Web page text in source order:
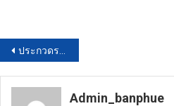
แนะแนว
เรื่อง
ประกวดราคาจ้างบำรุงรักษาเเละสอบเทียบเครื่องลิควิดโครมาโทกราฟ เเมสสเปคโทรมิเตอร์ เเมสสเปคโทรมิเตอร์ ยี่ห้อ Waters รุ่น Xevo TQ-XS จำนวน ๑ เครื่อง ด้วยวิธีประกวดราคาอิเล็กทรอนิกส์ (e-bidding)
Admin_banphue